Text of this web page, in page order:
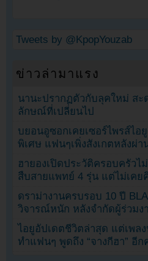
Tweets by @KpopYouzab
ข่าวล่ามาแรง
นานะปรากฏตัวกับลุคใหม่ สะ
ลักษณ์ที่เปลี่ยนไป
บยอนอูซอกเคยเซอร์ไพรส์ไอ
พิเศษ แฟนๆเพิ่งสังเกตหลังผ่า
ฮายองเปิดประวัติครอบครัวไ
สืบสายแพทย์ 4 รุ่น แต่ไม่เคย
ดราม่างานครบรอบ 10 ปี
วิจารณ์หนัก หลังจำกัดผู้ร่วมง
ไอยูอัปเดตชีวิตล่าสุด แต่เพล
ทำแฟนๆ พูดถึง “จางกีฮา” อีก